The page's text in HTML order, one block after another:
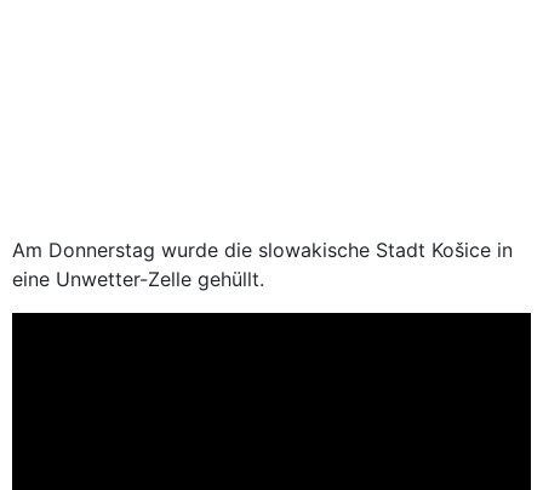
Am Donnerstag wurde die slowakische Stadt Košice in
eine Unwetter-Zelle gehüllt.